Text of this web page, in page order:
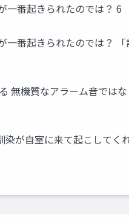
一番起きられたのでは？ 6
番起きられたのでは？
無機質なアラーム音では
が自室に来て起こしてく